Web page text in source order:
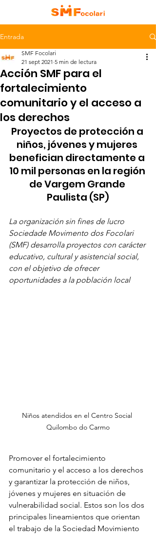
Entrada
Acción SMF para el
fortalecimiento
comunitario y el acceso a
los derechos
SMF Focolari
21 sept 2021 5 min de lectura
Proyectos de protección a
niños, jóvenes y mujeres
benefician directamente a
10 mil personas en la región
de Vargem Grande
Paulista (SP)
La organización sin fines de lucro
Sociedade Movimento dos Focolari
(SMF) desarrolla proyectos con carácter
educativo, cultural y asistencial social,
con el objetivo de ofrecer
oportunidades a la población local
Niños atendidos en el Centro Social
Quilombo do Carmo
Promover el fortalecimiento
comunitario y el acceso a los derechos
y garantizar la protección de niños,
jóvenes y mujeres en situación de
vulnerabilidad social. Estos son los dos
principales lineamientos que orientan
el trabajo de la Sociedad Movimiento